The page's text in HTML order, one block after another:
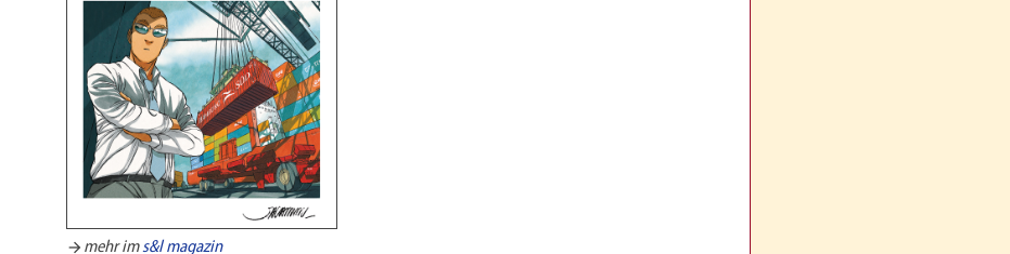
arrow_forward mehr ims&l magazin